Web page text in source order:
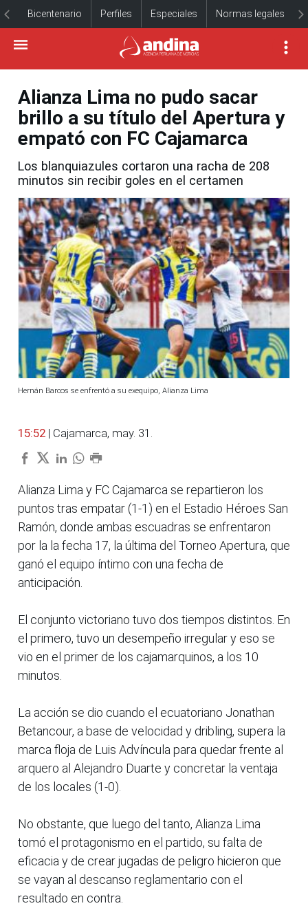
Bicentenario Perfiles Especiales Normas legales
Alianza Lima no pudo sacar
brillo a su título del Apertura y
empató con FC Cajamarca
Los blanquiazules cortaron una racha de 208
minutos sin recibir goles en el certamen
Hernán Barcos se enfrentó a su exequipo, Alianza Lima
15:52 | Cajamarca, may. 31.
Alianza Lima y FC Cajamarca se repartieron los
puntos tras empatar (1-1) en el Estadio Héroes San
Ramón, donde ambas escuadras se enfrentaron
por la la fecha 17, la última del Torneo Apertura, que
ganó el equipo íntimo con una fecha de
anticipación.
El conjunto victoriano tuvo dos tiempos distintos. En
el primero, tuvo un desempeño irregular y eso se
vio en el primer de los cajamarquinos, a los 10
minutos.
La acción se dio cuando el ecuatoriano Jonathan
Betancour, a base de velocidad y dribling, supera la
marca floja de Luis Advíncula para quedar frente al
arquero al Alejandro Duarte y concretar la ventaja
de los locales (1-0).
No obstante, que luego del tanto, Alianza Lima
tomó el protagonismo en el partido, su falta de
eficacia y de crear jugadas de peligro hicieron que
se vayan al descanso reglamentario con el
resultado en contra.